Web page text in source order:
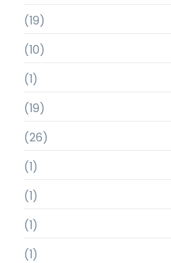
(19)
(10)
(1)
(19)
(26)
(1)
(1)
(1)
(1)